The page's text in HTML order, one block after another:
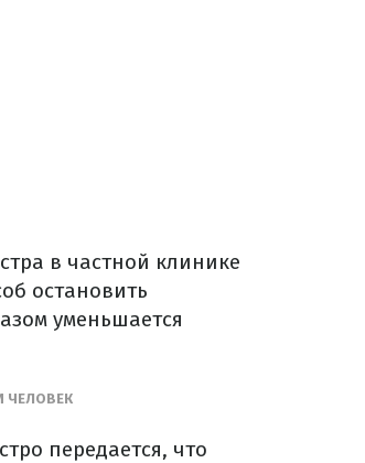
в частной клинике
остановить
уменьшается
ЧЕЛОВЕК
передается, что